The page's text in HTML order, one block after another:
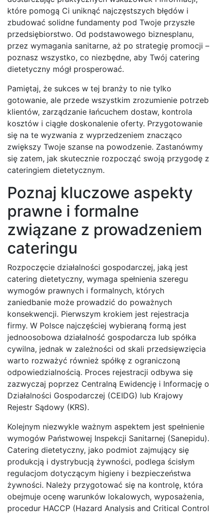
które pomogą Ci uniknąć najczęstszych błędów i
zbudować solidne fundamenty pod Twoje przyszłe
przedsiębiorstwo. Od podstawowego biznesplanu,
przez wymagania sanitarne, aż po strategię promocji –
poznasz wszystko, co niezbędne, aby Twój catering
dietetyczny mógł prosperować.
Pamiętaj, że sukces w tej branży to nie tylko
gotowanie, ale przede wszystkim zrozumienie potrzeb
klientów, zarządzanie łańcuchem dostaw, kontrola
kosztów i ciągłe doskonalenie oferty. Przygotowanie
się na te wyzwania z wyprzedzeniem znacząco
zwiększy Twoje szanse na powodzenie. Zastanówmy
się zatem, jak skutecznie rozpocząć swoją przygodę z
cateringiem dietetycznym.
Poznaj kluczowe aspekty
prawne i formalne
związane z prowadzeniem
cateringu
Rozpoczęcie działalności gospodarczej, jaką jest
catering dietetyczny, wymaga spełnienia szeregu
wymogów prawnych i formalnych, których
zaniedbanie może prowadzić do poważnych
konsekwencji. Pierwszym krokiem jest rejestracja
firmy. W Polsce najczęściej wybieraną formą jest
jednoosobowa działalność gospodarcza lub spółka
cywilna, jednak w zależności od skali przedsięwzięcia
warto rozważyć również spółkę z ograniczoną
odpowiedzialnością. Proces rejestracji odbywa się
zazwyczaj poprzez Centralną Ewidencję i Informację o
Działalności Gospodarczej (CEIDG) lub Krajowy
Rejestr Sądowy (KRS).
Kolejnym niezwykle ważnym aspektem jest spełnienie
wymogów Państwowej Inspekcji Sanitarnej (Sanepidu).
Catering dietetyczny, jako podmiot zajmujący się
produkcją i dystrybucją żywności, podlega ścisłym
regulacjom dotyczącym higieny i bezpieczeństwa
żywności. Należy przygotować się na kontrolę, która
obejmuje ocenę warunków lokalowych, wyposażenia,
procedur HACCP (Hazard Analysis and Critical Control